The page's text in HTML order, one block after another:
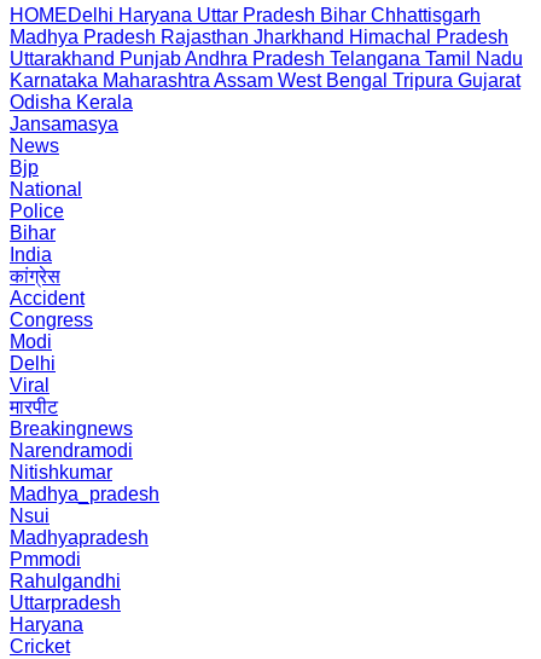
HOMEDelhi Haryana Uttar Pradesh Bihar Chhattisgarh
Madhya Pradesh Rajasthan Jharkhand Himachal Pradesh
Uttarakhand PunjabAndhra Pradesh Telangana Tamil Nadu
Karnataka Maharashtra Assam West Bengal Tripura Gujarat
Odisha Kerala
Jansamasya
News
Bjp
National
Police
Bihar
India
कांग्रेस
Accident
Congress
Modi
Delhi
Viral
मारपीट
Breakingnews
Narendramodi
Nitishkumar
Madhya_pradesh
Nsui
Madhyapradesh
Pmmodi
Rahulgandhi
Uttarpradesh
Haryana
Cricket